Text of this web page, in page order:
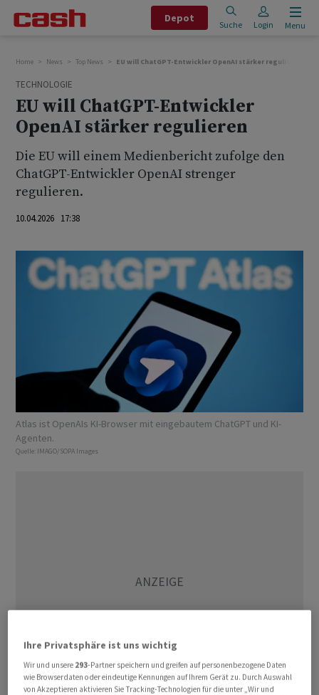
Depot
Suche Login Menu
Home News Top News EU will ChatGPT-Entwickler OpenAI stärker regulieren
TECHNOLOGIE
EU will ChatGPT-Entwickler
OpenAI stärker regulieren
Die EU will einem Medienbericht zufolge ‌den
⁠ChatGPT-Entwickler OpenAI strenger
regulieren.
10.04.2026 17:38
Atlas ist OpenAIs KI-Browser mit eingebautem ChatGPT und KI-
Agenten.
Quelle: IMAGO/SOPA Images
Ihre Privatsphäre ist uns wichtig
Wir und unsere 293-Partner speichern und greifen auf personenbezogene Daten
wie Browserdaten oder eindeutige Kennungen auf Ihrem Gerät zu. Durch Auswahl
von Akzeptieren aktivieren Sie Tracking-Technologien für die unter „Wir und